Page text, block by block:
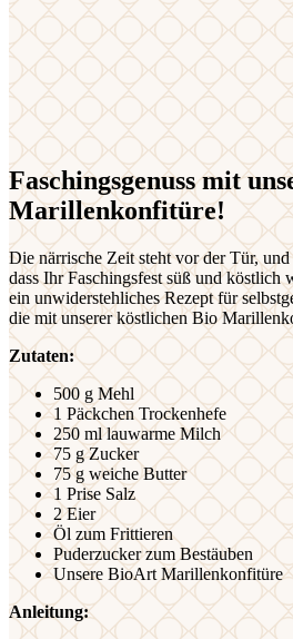
Faschingsgenuss mit
Marillenkonfitüre!
Die närrische Zeit steht vor der Tür,
dass Ihr Faschingsfest süß und
ein unwiderstehliches Rezept für
die mit unserer köstlichen Bio
Zutaten:
500 g Mehl
1 Päckchen Trockenhefe
250 ml lauwarme Milch
75 g Zucker
75 g weiche Butter
1 Prise Salz
2 Eier
Öl zum Frittieren
Puderzucker zum Bestäuben
Unsere BioArt Marillenkonfitüre
Anleitung: